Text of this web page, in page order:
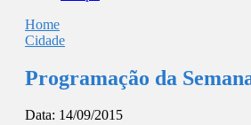
Home
Cidade
Programação da
Data: 14/09/2015